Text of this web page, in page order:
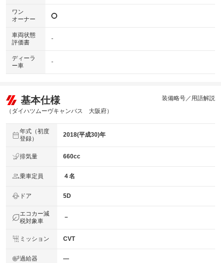
ワン
オーナー
車両状態
評価書
-
ディーラ
ー車
-
基本仕様
（ダイハツムーヴキャンバス 大阪府）
装備略号／用語解説
年式（初度
登録）
2018(平成30)年
排気量 660cc
乗車定員 ４名
ドア 5D
エコカー減
税対象車
－
ミッション CVT
過給器 ―